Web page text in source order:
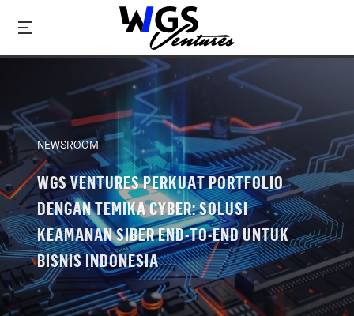
NEWSROOM
WGS VENTURES PERKUAT PORTFOLIO
DENGAN TEMIKA CYBER: SOLUSI
KEAMANAN SIBER END-TO-END UNTUK
BISNIS INDONESIA